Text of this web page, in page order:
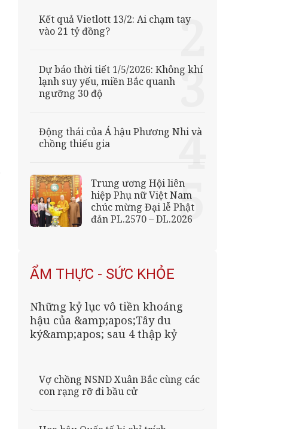
Kết quả Vietlott 13/2: Ai chạm tay
vào 21 tỷ đồng?
Dự báo thời tiết 1/5/2026: Không khí
lạnh suy yếu, miền Bắc quanh
ngưỡng 30 độ
Động thái của Á hậu Phương Nhi và
chồng thiếu gia
Trung ương Hội liên
hiệp Phụ nữ Việt Nam
chúc mừng Đại lễ Phật
đản PL.2570 – DL.2026
ẨM THỰC - SỨC KHỎE
Những kỷ lục vô tiền khoáng
hậu của &amp;apos;Tây du
ký&amp;apos; sau 4 thập kỷ
Vợ chồng NSND Xuân Bắc cùng các
con rạng rỡ đi bầu cử